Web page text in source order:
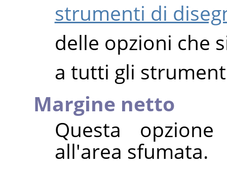
strumenti di
delle opzioni che
a tutti gli
Margine netto
Questa
all'area sfumata.